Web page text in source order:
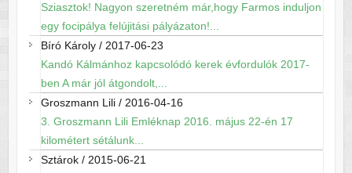
Sziasztok! Nagyon szeretném már,hogy Farmos induljon
egy focipálya felújitási pályázaton!...
Bíró Károly/ 2017-06-23
Kandó Kálmánhoz kapcsolódó kerek évfordulók 2017-
ben A már jól átgondolt,...
Groszmann Lili/ 2016-04-16
3. Groszmann Lili Emléknap 2016. május 22-én 17
kilométert sétálunk...
Sztárok/ 2015-06-21